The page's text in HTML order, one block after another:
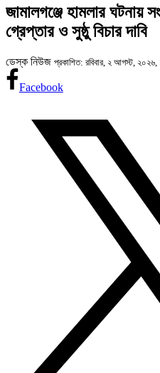
জামালগঞ্জে হামলার ঘটনায়
গ্রেপ্তার ও সুষ্ঠু বিচার দাবি
ডেস্ক নিউজ প্রকাশিত: রবিবার, ২ আগস্ট,
Facebook